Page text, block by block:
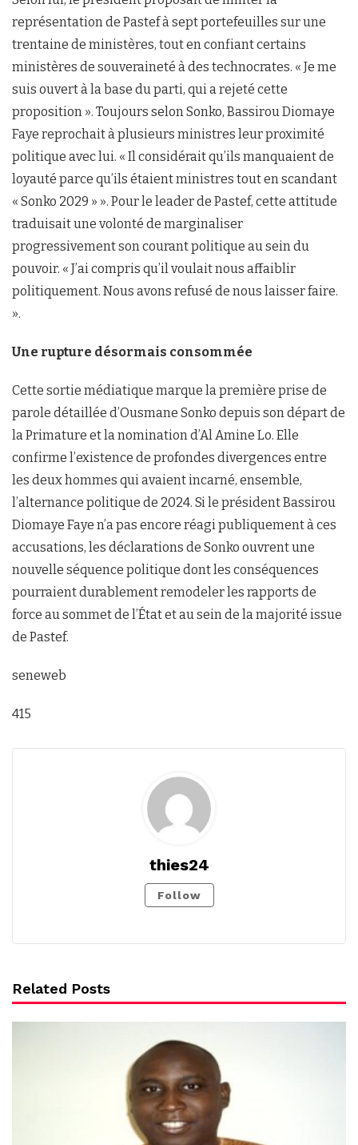
représentation de Pastef à sept portefeuilles sur une
trentaine de ministères, tout en confiant certains
ministères de souveraineté à des technocrates. « Je me
suis ouvert à la base du parti, qui a rejeté cette
proposition ». Toujours selon Sonko, Bassirou Diomaye
Faye reprochait à plusieurs ministres leur proximité
politique avec lui. « Il considérait qu’ils manquaient de
loyauté parce qu’ils étaient ministres tout en scandant
« Sonko 2029 » ». Pour le leader de Pastef, cette attitude
traduisait une volonté de marginaliser
progressivement son courant politique au sein du
pouvoir. « J’ai compris qu’il voulait nous affaiblir
politiquement. Nous avons refusé de nous laisser faire.
».
Une rupture désormais consommée
Cette sortie médiatique marque la première prise de
parole détaillée d’Ousmane Sonko depuis son départ de
la Primature et la nomination d’Al Amine Lo. Elle
confirme l’existence de profondes divergences entre
les deux hommes qui avaient incarné, ensemble,
l’alternance politique de 2024. Si le président Bassirou
Diomaye Faye n’a pas encore réagi publiquement à ces
accusations, les déclarations de Sonko ouvrent une
nouvelle séquence politique dont les conséquences
pourraient durablement remodeler les rapports de
force au sommet de l’État et au sein de la majorité issue
de Pastef.
seneweb
415
thies24
Follow
Related Posts